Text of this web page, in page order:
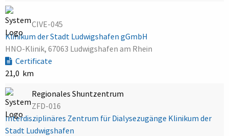
CIVE-045
Klinikum der Stadt Ludwigshafen gGmbH
HNO-Klinik, 67063 Ludwigshafen am Rhein
Certificate
21,0 km
Regionales Shuntzentrum
ZFD-016
Interdisziplinäres Zentrum für Dialysezugänge Klinikum der
Stadt Ludwigshafen